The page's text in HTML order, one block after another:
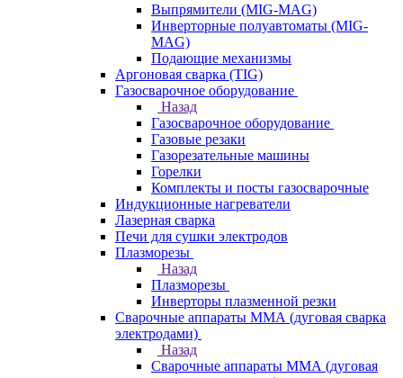
Выпрямители (MIG-MAG)
Инверторные полуавтоматы (MIG-
MAG)
Подающие механизмы
Аргоновая сварка (TIG)
Газосварочное оборудование
Назад
Газосварочное оборудование
Газовые резаки
Газорезательные машины
Горелки
Комплекты и посты газосварочные
Индукционные нагреватели
Лазерная сварка
Печи для сушки электродов
Плазморезы
Назад
Плазморезы
Инверторы плазменной резки
Сварочные аппараты ММА (дуговая сварка
электродами)
Назад
Сварочные аппараты ММА (дуговая